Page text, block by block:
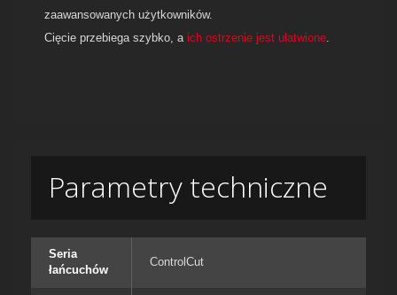
zaawansowanych użytkowników.
Cięcie przebiega szybko, a ich ostrzenie jest ułatwione.
Parametry techniczne
Seria
łańcuchów
ControlCut